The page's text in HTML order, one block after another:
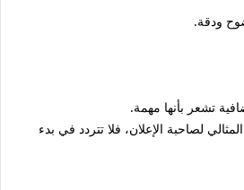
ودقة.
تشعر بأنها مهمة.
لصاحبة الإعلان، فلا تتردد في بدء